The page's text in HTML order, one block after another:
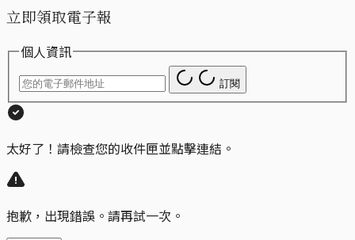
立即領取電子報
個人資訊
訂閱
太好了！請檢查您的收件匣並點擊連結。
抱歉，出現錯誤。請再試一次。